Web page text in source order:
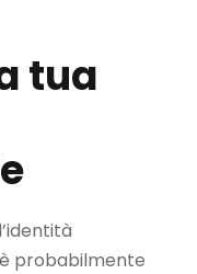
tua
probabilmente